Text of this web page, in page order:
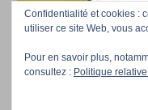
Accueil Téléchargez nos
Confidentialité et cookies :
utiliser ce site Web, vous
Pour en savoir plus,
consultez : Politique